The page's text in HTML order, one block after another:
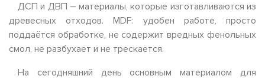
ДСП и ДВП – материалы, которые изготавливаются из
древесных отходов. MDF: удобен работе, просто
поддаётся обработке, не содержит вредных фенольных
смол, не разбухает и не трескается.
На сегодняшний день основным материалом для